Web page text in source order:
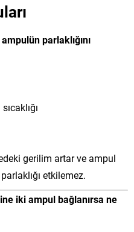
parlaklığını
gerilim artar ve ampul
etkilemez.
iki ampul bağlanırsa ne